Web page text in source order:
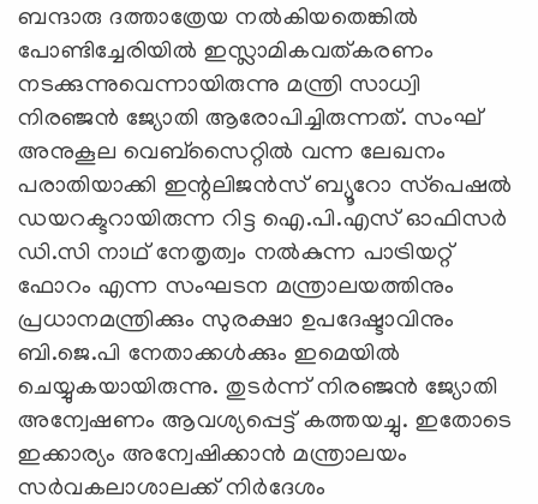
ബന്ദാരു ദത്താത്രേയ നല്‍കിയതെങ്കില്‍
പോണ്ടിച്ചേരിയില്‍ ഇസ്ലാമികവത്കരണം
നടക്കുന്നുവെന്നായിരുന്നു മന്ത്രി സാധ്വി
നിരഞ്ജന്‍ ജ്യോതി ആരോപിച്ചിരുന്നത്. സംഘ്
അനുകൂല വെബ്‌സൈറ്റില്‍ വന്ന ലേഖനം
പരാതിയാക്കി ഇന്റലിജന്‍സ് ബ്യൂറോ സ്‌പെഷല്‍
ഡയറക്ടറായിരുന്ന റിട്ട ഐ.പി.എസ് ഓഫിസര്‍
ഡി.സി നാഥ് നേതൃത്വം നല്‍കുന്ന പാട്രിയറ്റ്
ഫോറം എന്ന സംഘടന മന്ത്രാലയത്തിനും
പ്രധാനമന്ത്രിക്കും സുരക്ഷാ ഉപദേഷ്ടാവിനും
ബി.ജെ.പി നേതാക്കള്‍ക്കും ഇമെയില്‍
ചെയ്യുകയായിരുന്നു. തുടര്‍ന്ന് നിരഞ്ജന്‍ ജ്യോതി
അന്വേഷണം ആവശ്യപ്പെട്ട് കത്തയച്ചു. ഇതോടെ
ഇക്കാര്യം അന്വേഷിക്കാന്‍ മന്ത്രാലയം
സര്‍വകലാശാലക്ക് നിര്‍ദേശം